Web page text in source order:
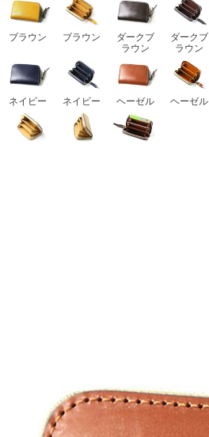
ブラウン ブラウン
ダークブ
ラウン
ダークブ
ラウン
ネイビー ネイビー ヘーゼル ヘーゼル